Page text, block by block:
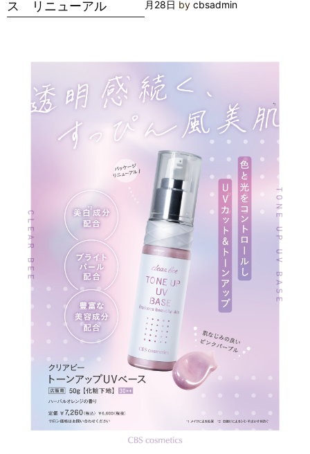
品
テ
ボ
美
肌
パ
ッ
ス リニューアル 月28日 by cbsadmin